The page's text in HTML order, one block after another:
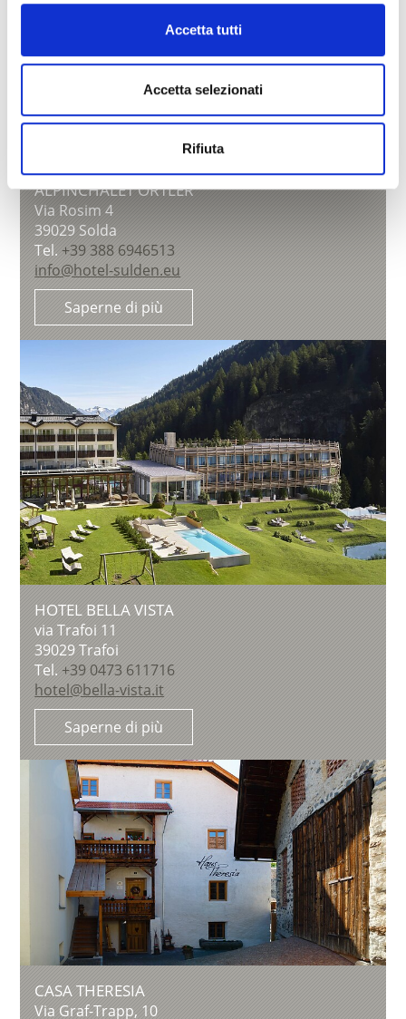
Accetta tutti
Accetta selezionati
Rifiuta
ALPINCHALET ORTLER
Via Rosim 4
39029Solda
Tel.+39 388 6946513
info@hotel-sulden.eu
Saperne di più
HOTEL BELLA VISTA
via Trafoi 11
39029Trafoi
Tel. +39 0473 611716
hotel@bella-vista.it
Saperne di più
CASA THERESIA
Via Graf-Trapp, 10